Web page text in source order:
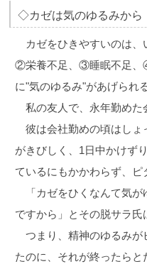
◇カゼは気のゆるみから
カゼをひきやすいのは、
②栄養不足、③睡眠不足、
に"気のゆるみ"があげられる
私の友人で、永年勤めた
彼は会社勤めの頃はしょ
がきびしく、1日中かけず
ているにもかかわらず、ピ
「カゼをひくなんて気が
ですから」とその脱サラ氏
つまり、精神のゆるみが
たのに、それが終ったら